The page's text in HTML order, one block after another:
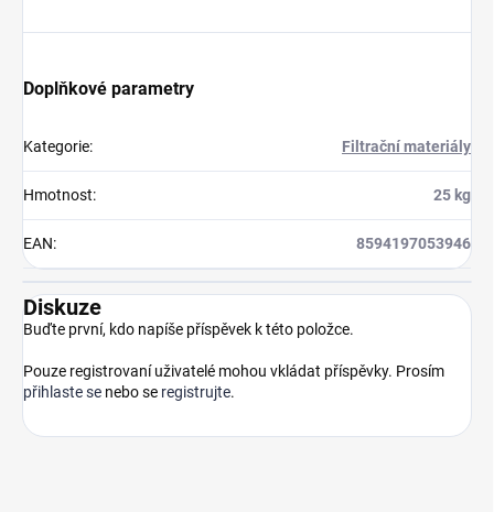
Doplňkové parametry
Kategorie: Filtrační materiály
Hmotnost: 25 kg
EAN: 8594197053946
Diskuze
Buďte první, kdo napíše příspěvek k této položce.
Pouze registrovaní uživatelé mohou vkládat příspěvky. Prosím
přihlaste se nebo se registrujte.